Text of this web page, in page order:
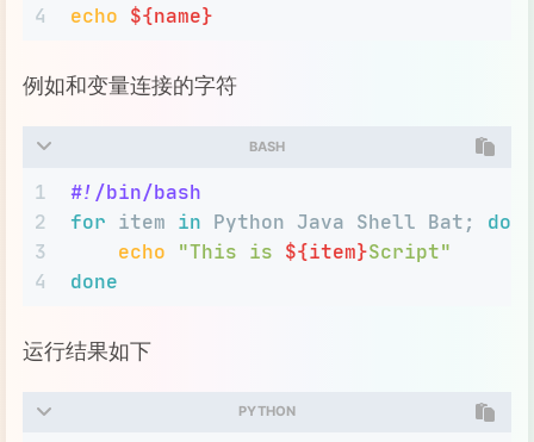
4
echo ${name}
例如和变量连接的字符
BASH
1
2
3
4
#!/bin/bash
for item in Python Java Shell Bat; do
echo
"This is ${item}Script"
done
运行结果如下
PYTHON